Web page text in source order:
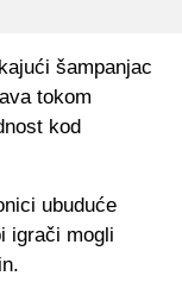
šampanjac
tokom
kod
ubuduće
igrači mogli